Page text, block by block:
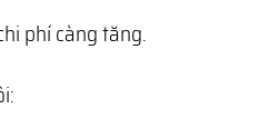
phí càng tăng.